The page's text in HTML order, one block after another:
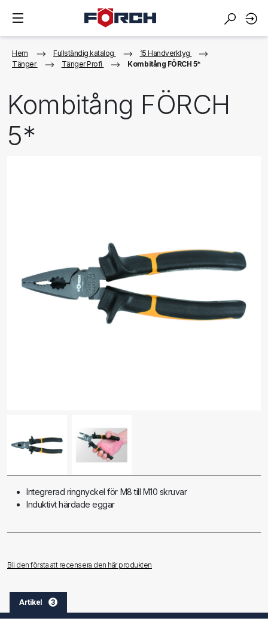
Hem Fullständig katalog
15 Handverktyg
Tänger
Tänger Profi Kombitång FÖRCH 5*
Kombitång FÖRCH
5*
Integrerad ringnyckel för M8 till M10 skruvar
Induktivt härdade eggar
Bli den första att recensera den här produkten
Artikel 3